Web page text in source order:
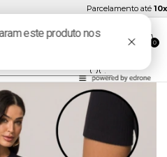
Parcelamento até10x
0